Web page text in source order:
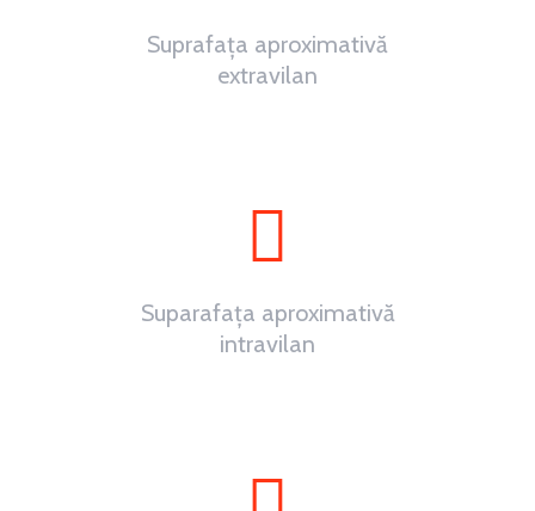
Suprafața aproximativă
extravilan
Suparafața aproximativă
intravilan